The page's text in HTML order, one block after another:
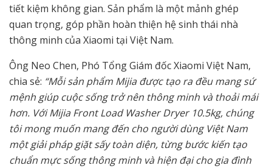
tiết kiệm không gian. Sản phẩm là một mảnh ghép
quan trọng, góp phần hoàn thiện hệ sinh thái nhà
thông minh của Xiaomi tại Việt Nam.
Ông Neo Chen, Phó Tổng Giám đốc Xiaomi Việt Nam,
chia sẻ: “Mỗi sản phẩm Mijia được tạo ra đều mang sứ
mệnh giúp cuộc sống trở nên thông minh và thoải mái
hơn. Với Mijia Front Load Washer Dryer 10.5kg, chúng
tôi mong muốn mang đến cho người dùng Việt Nam
một giải pháp giặt sấy toàn diện, từng bước kiến tạo
chuẩn mực sống thông minh và hiện đại cho gia đình